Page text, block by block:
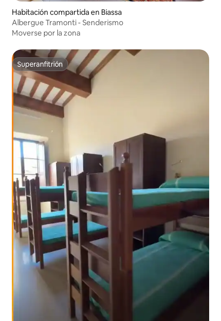
Habitación compartida en Biassa
Albergue Tramonti - Senderismo
Moverse por la zona
Superanfitrión
Superanfitrión